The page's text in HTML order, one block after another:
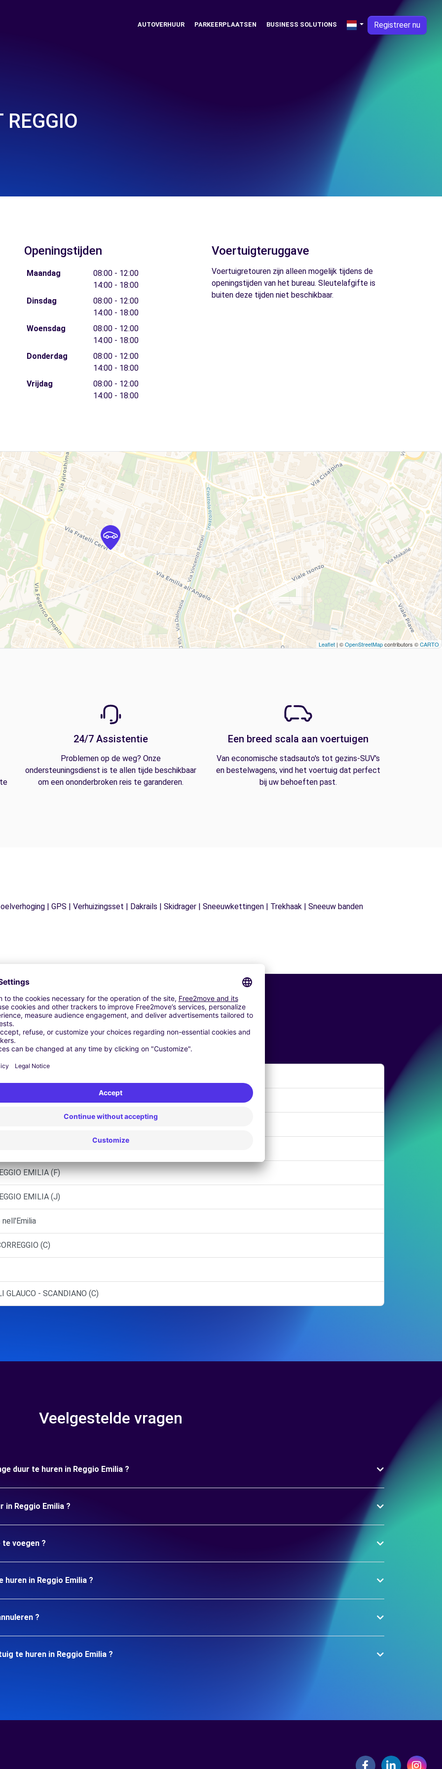
AUTOVERHUUR PARKEERPLAATSEN BUSINESS SOLUTIONS Registreer nu
Openingstijden
Maandag
08:00 - 12:00
14:00 - 18:00
Dinsdag
08:00 - 12:00
14:00 - 18:00
Woensdag
08:00 - 12:00
14:00 - 18:00
Donderdag
08:00 - 12:00
14:00 - 18:00
Vrijdag
08:00 - 12:00
14:00 - 18:00
Voertuigteruggave
Voertuigretouren zijn alleen mogelijk tijdens de
openingstijden van het bureau. Sleutelafgifte is
buiten deze tijden niet beschikbaar.
Leaflet | ©OpenStreetMapcontributors ©CARTO
24/7 Assistentie
Problemen op de weg? Onze
ondersteuningsdienst is te allen tijde beschikbaar
om een ononderbroken reis te garanderen.
Een breed scala aan voertuigen
Van economische stadsauto's tot gezins-SUV's
en bestelwagens, vind het voertuig dat perfect
bij uw behoeften past.
| GPS | Verhuizingsset | Dakrails | Skidrager | Sneeuwkettingen | Trekhaak | Sneeuw banden
Vergelijkbare Agentschappen
EMILIA (F)
EMILIA (J)
(C)
- SCANDIANO (C)
Veelgestelde vragen
duur te huren in Reggio Emilia ?
in Reggio Emilia ?
voegen ?
in Reggio Emilia ?
?
te huren in Reggio Emilia ?